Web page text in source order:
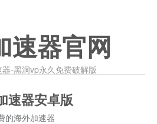
速器官网
-黑洞vp永久免费破解版
速器安卓版
的海外加速器